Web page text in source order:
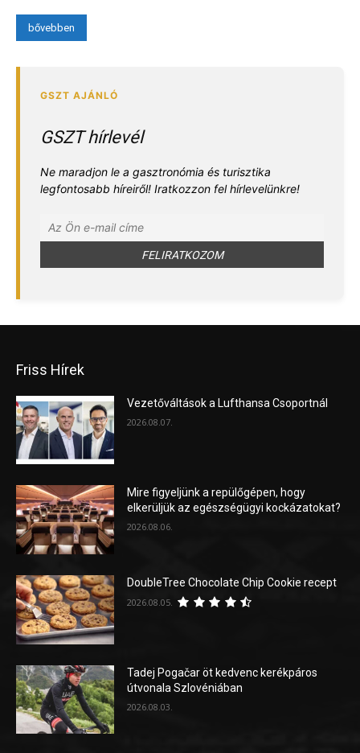
bővebben
GSZT hírlevél
Ne maradjon le a gasztronómia és turisztika
legfontosabb híreiről! Iratkozzon fel hírlevelünkre!
Friss Hírek
Vezetőváltások a Lufthansa Csoportnál
2026.08.07.
Mire figyeljünk a repülőgépen, hogy
elkerüljük az egészségügyi kockázatokat?
2026.08.06.
DoubleTree Chocolate Chip Cookie recept
2026.08.05.
Tadej Pogačar öt kedvenc kerékpáros
útvonala Szlovéniában
2026.08.03.